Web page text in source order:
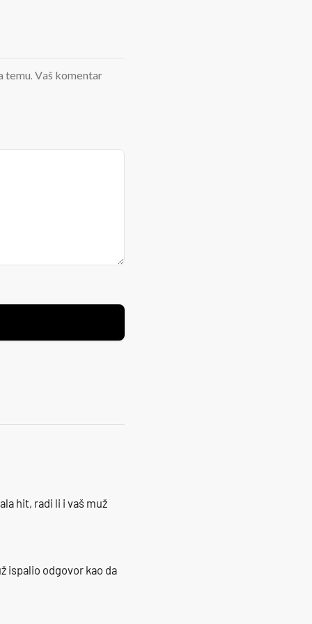
temu. Vaš komentar
hit, radi li i vaš muž
ispalio odgovor kao da